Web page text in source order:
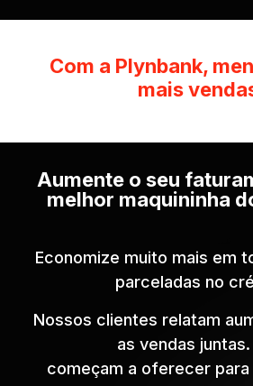
Com a Plynbank,
mais
Aumente o seu
melhor maquininha
Economize muito mais em
parceladas no
Nossos clientes relatam
as vendas juntas.
começam a oferecer